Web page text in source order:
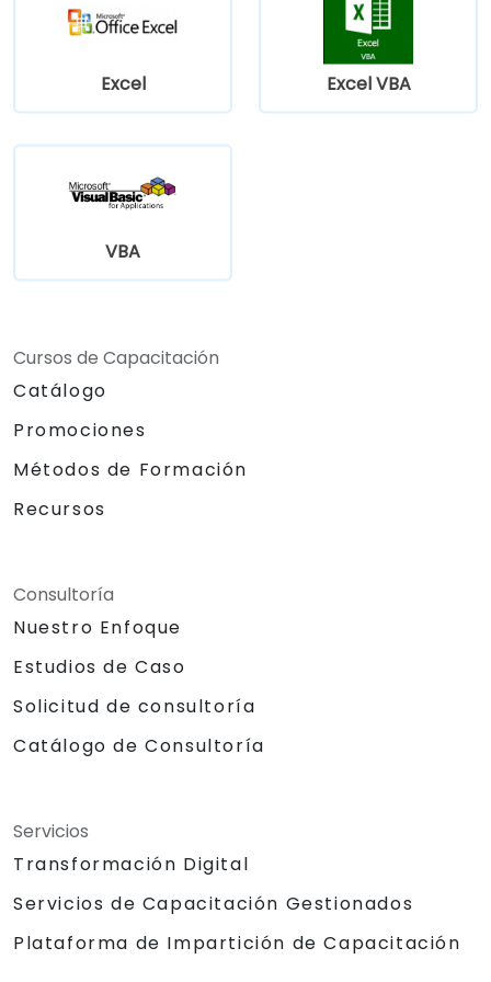
Excel Excel VBA
VBA
Cursos de Capacitación
Catálogo
Promociones
Métodos de Formación
Recursos
Consultoría
Nuestro Enfoque
Estudios de Caso
Solicitud de consultoría
Catálogo de Consultoría
Servicios
Transformación Digital
Servicios de Capacitación Gestionados
Plataforma de Impartición de Capacitación